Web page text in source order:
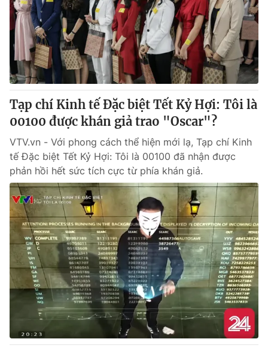
® Cấm sao chép dưới mọi hình thức nếu không có sự chấp
thuận bằng văn bản. Ghi rõ nguồn VTV.vn khi phát hành lại
thông tin từ website này.
Tạp chí Kinh tế Đặc biệt Tết Kỷ Hợi: Tôi là
00100 được khán giả trao "Oscar"?
VTV.vn - Với phong cách thể hiện mới lạ, Tạp chí Kinh
tế Đặc biệt Tết Kỷ Hợi: Tôi là 00100 đã nhận được
phản hồi hết sức tích cực từ phía khán giả.